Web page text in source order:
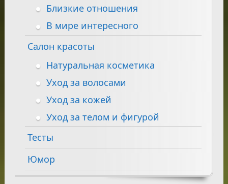
Близкие отношения
В мире интересного
Салон красоты
Натуральная косметика
Уход за волосами
Уход за кожей
Уход за телом и фигурой
Тесты
Юмор